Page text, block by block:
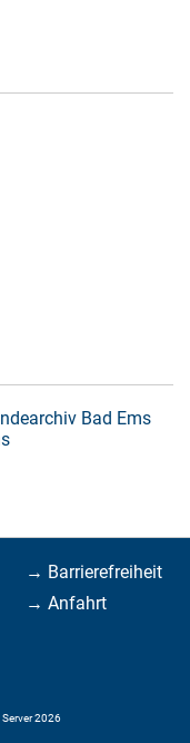
Bad Ems
→ Barrierefreiheit
→ Anfahrt
Server 2026